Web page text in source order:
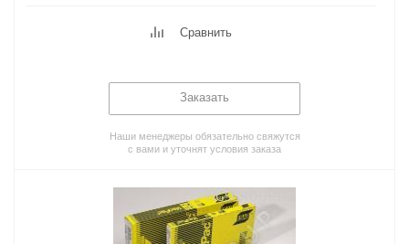
Сравнить
Заказать
Наши менеджеры обязательно свяжутся
с вами и уточнят условия заказа